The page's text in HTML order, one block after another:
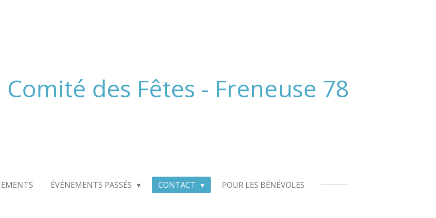
Comité des Fêtes - Freneuse 78
ÉVÉNEMENTS PASSÉS CONTACT POUR LES BÉNÉVOLES